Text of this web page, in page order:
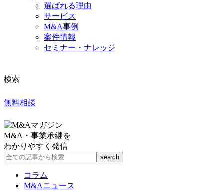
選ばれる理由
サービス
M&A事例
案件情報
セミナー・ナレッジ
検索
無料相談
M&A・事業承継を
わかりやすく発信
コラム
M&Aニュース